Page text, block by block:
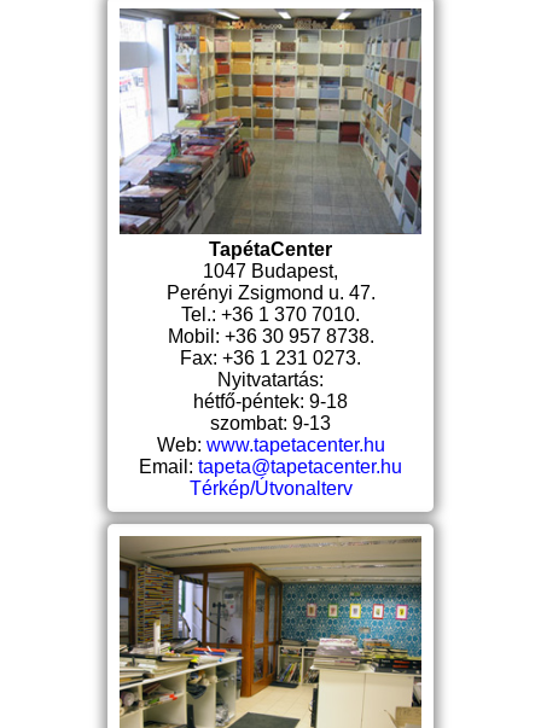
TapétaCenter
1047 Budapest,
Perényi Zsigmond u. 47.
Tel.: +36 1 370 7010.
Mobil: +36 30 957 8738.
Fax: +36 1 231 0273.
Nyitvatartás:
hétfő-péntek: 9-18
szombat: 9-13
Web: www.tapetacenter.hu
Email: tapeta@tapetacenter.hu
Térkép/Útvonalterv